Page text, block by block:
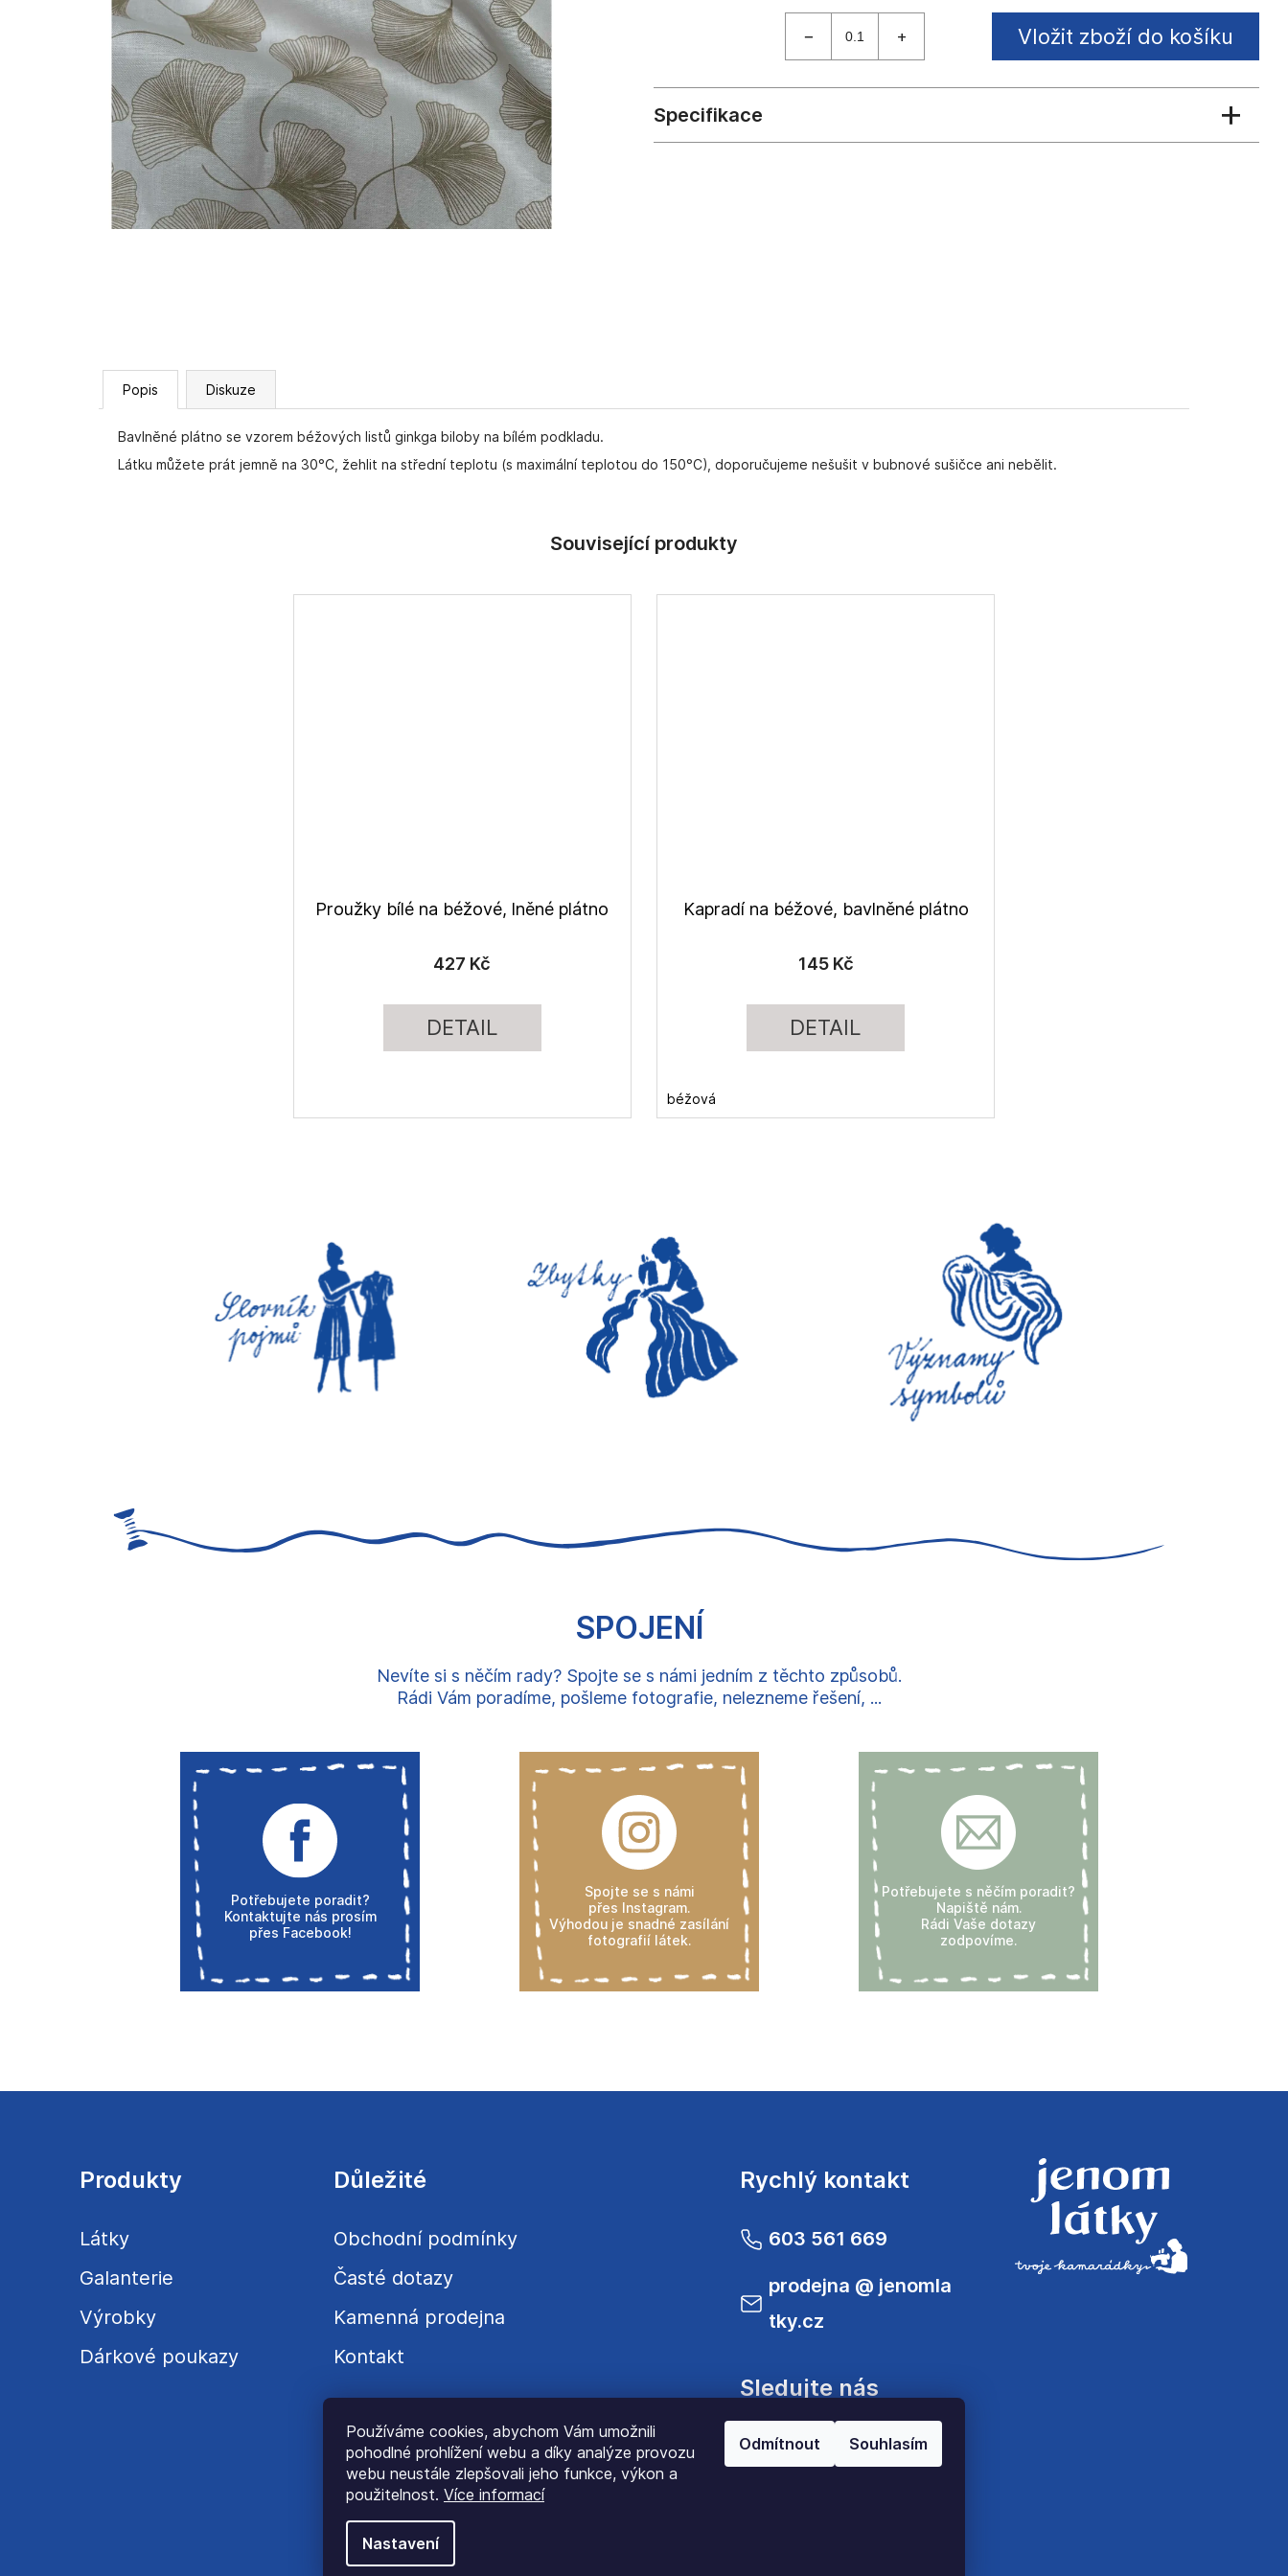
Používáme cookies, abychom Vám umožnili
pohodlné prohlížení webu a díky analýze provozu
webu neustále zlepšovali jeho funkce, výkon a
použitelnost. Více informací
Nastavení
Odmítnout Souhlasím
Vložit zboží do košíku
Popis Diskuze
Bavlněné plátno se vzorem béžových listů ginkga biloby na bílém podkladu.
Látku můžete prát jemně na 30°C, žehlit na střední teplotu (s maximální teplotou do 150°C), doporučujeme nešušit v bubnové sušičce ani nebělit.
Proužky bílé na béžové, lněné plátno
427 Kč
DETAIL
Kapradí na béžové, bavlněné plátno
145 Kč
DETAIL
béžová
SPOJENÍ
Nevíte si s něčím rady? Spojte se s námi jedním z těchto způsobů.
Rádi Vám poradíme, pošleme fotografie, nelezneme řešení, ...
Potřebujete poradit?
Kontaktujte nás prosím
přes Facebook!
Spojte se s námi
přes Instagram.
Výhodou je snadné zasílání
fotografií látek.
Potřebujete s něčím poradit?
Napiště nám.
Rádi Vaše dotazy
zodpovíme.
Produkty
Látky
Galanterie
Výrobky
Dárkové poukazy
Důležité
Obchodní podmínky
Časté dotazy
Kamenná prodejna
Kontakt
Rychlý kontakt
603 561 669
prodejna @ jenomla
tky.cz
Sledujte nás
© Copyright 2022